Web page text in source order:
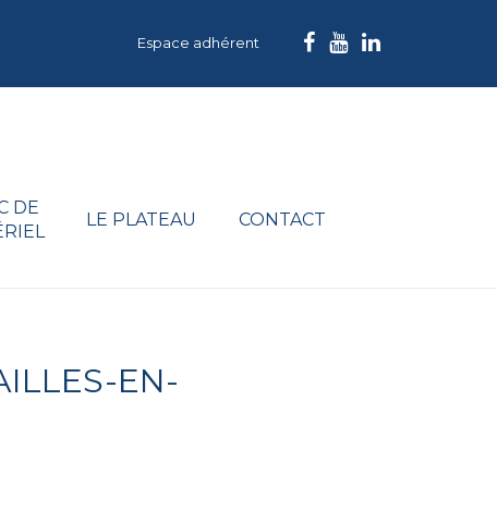
Espace adhérent
DE
LE PLATEAU CONTACT
EN-